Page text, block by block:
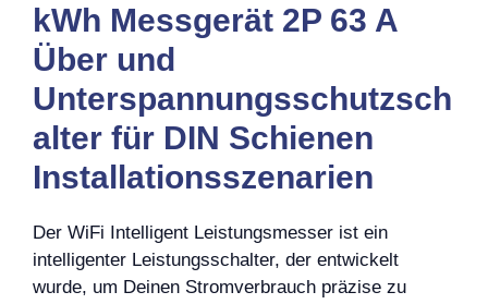
kWh Messgerät 2P 63 A
Über und
Unterspannungsschutzsch
alter für DIN Schienen
Installationsszenarien
Der WiFi Intelligent Leistungsmesser ist ein
intelligenter Leistungsschalter, der entwickelt
wurde, um Deinen Stromverbrauch präzise zu